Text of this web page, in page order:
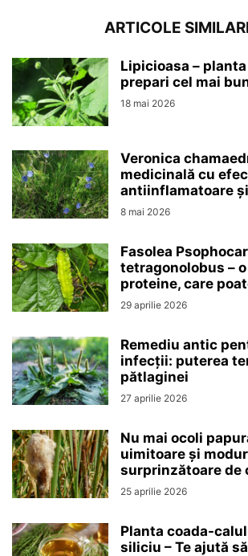
ARTICOLE
Lipicioasa –
prepari cel mai
18 mai 2026
Veronica
medicinală cu
antiinflamatoare
8 mai 2026
Fasolea
tetragonolobus –
proteine, care
29 aprilie 2026
Remediu antic
infecții: puterea
pătlaginei
27 aprilie 2026
Nu mai ocoli
uimitoare și
surprinzătoare de
25 aprilie 2026
Planta coada-
siliciu – Te ajută